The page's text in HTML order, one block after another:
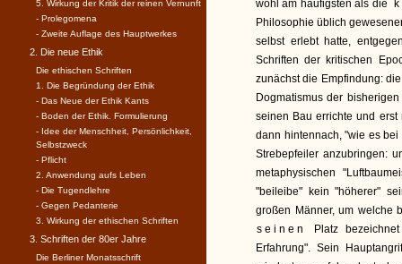
wohl am häufigsten als die
Philosophie üblich
selbst erlebt hatte,
Schriften der kritischen
zunächst die Empfindung:
Dogmatismus der
seinen Bau errichte und
dann hintennach, "wie es
Strebepfeiler anzubringen:
metaphysischen
"beileibe" kein "höherer"
großen Männer, um welche
seinen
Platz
Erfahrung". Sein
5. Wirkung der Kritik der reinen Vernunft
- Prolegomena
- Zweite Auflage des Hauptwerkes
2. Die neue Ethik
Die ethischen Schriften
1. Die Begründung der Ethik
- Das Neue der Ethik Kants
- Boden der Ethik. Formulierung
- Idee der Menschheit, Persönlichkeit,
Selbstzweck
- Pflicht
2. Anwendung aufs Leben
- Die Tugendlehre
- Gegen Pedanterie
3. Wirkung der ethischen Schriften
3. Schriften der 80er Jahre
Die Berliner Monatsschrift